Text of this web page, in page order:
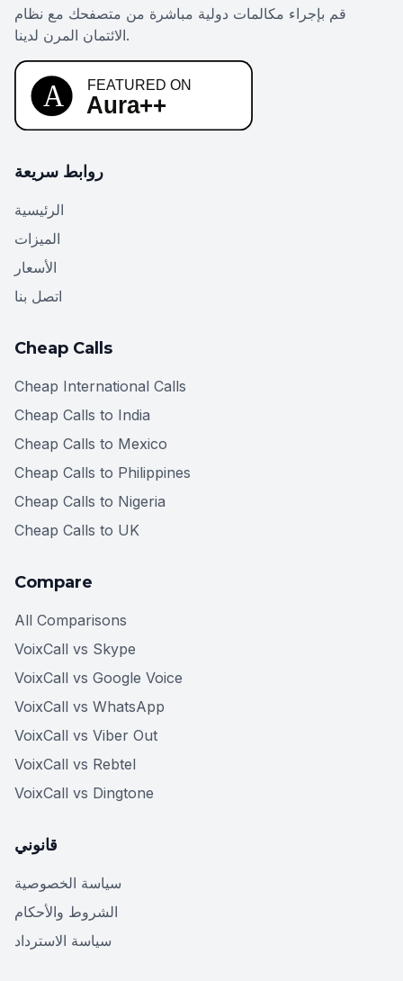
قم بإجراء مكالمات دولية مباشرة من متصفحك مع نظام
الائتمان المرن لدينا.
روابط سريعة
الرئيسية
الميزات
الأسعار
اتصل بنا
Cheap Calls
Cheap International Calls
Cheap Calls to India
Cheap Calls to Mexico
Cheap Calls to Philippines
Cheap Calls to Nigeria
Cheap Calls to UK
Compare
All Comparisons
VoixCall vs Skype
VoixCall vs Google Voice
VoixCall vs WhatsApp
VoixCall vs Viber Out
VoixCall vs Rebtel
VoixCall vs Dingtone
قانوني
سياسة الخصوصية
الشروط والأحكام
سياسة الاسترداد